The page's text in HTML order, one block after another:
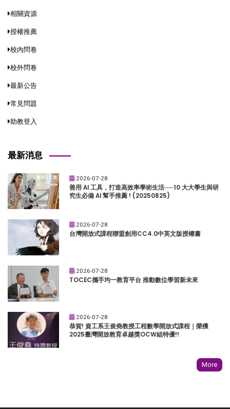
相關資源
授權推薦
校內問卷
校外問卷
最新公告
常見問題
助教登入
最新消息
2026-07-28
善用 AI 工具，打造高效率學術生活──10 大大學生與研
究生必備 AI 幫手推薦 ! (20250825)
2026-07-28
台灣開放式課程聯盟創用CC4.0中英文版授權書
2026-07-28
TOCEC攜手均一教育平台 推動數位學習新未來
2026-07-28
恭賀! 資工系王俊堯教授工程數學開放式課程｜榮獲
2025臺灣開放教育卓越獎OCW組特優!!
More